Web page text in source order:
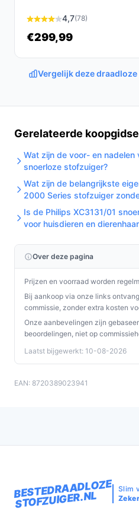
past bij jouw behoeften!
4,7(78)
€299,99
Vergelijk deze
Gerelateerde
Wat zijn de voor- en nadelen
snoerloze stofzuiger?
Wat zijn de belangrijkste
2000 Series stofzuiger
Is de Philips XC3131/01
voor huisdieren en
Over deze pagina
Prijzen en voorraad worden
Bij aankoop via onze links
commissie, zonder extra kosten
Onze aanbevelingen zijn
beoordelingen, niet op
Laatst bijgewerkt: 10-08-2026
EAN: 8720389023941
BESTEDRAADLOZE
STOFZUIGER.NL
Slim